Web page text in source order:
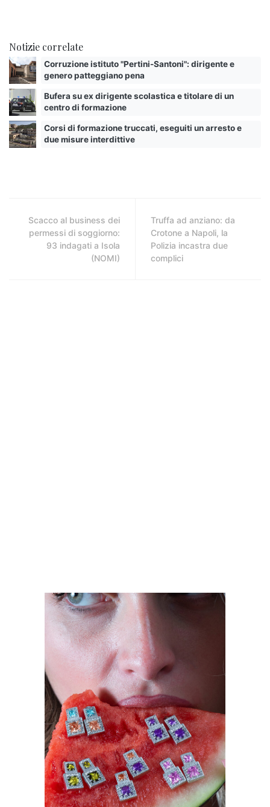
Notizie correlate
Corruzione istituto "Pertini-Santoni": dirigente e
genero patteggiano pena
Bufera su ex dirigente scolastica e titolare di un
centro di formazione
Corsi di formazione truccati, eseguiti un arresto e
due misure interdittive
Scacco al business dei
permessi di soggiorno:
93 indagati a Isola
(NOMI)
Truffa ad anziano: da
Crotone a Napoli, la
Polizia incastra due
complici